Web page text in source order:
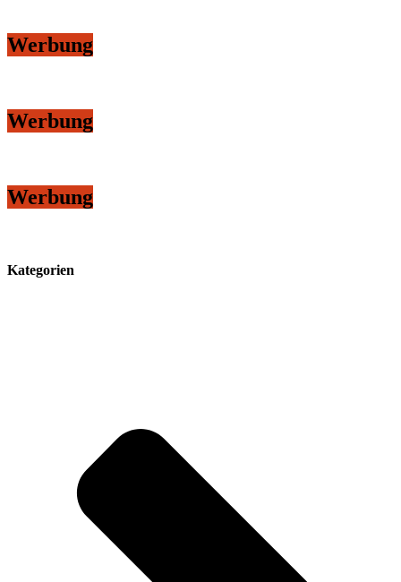
Werbung
Werbung
Werbung
Kategorien